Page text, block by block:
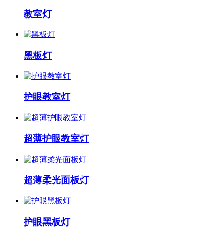
教室灯
黑板灯
护眼教室灯
超薄护眼教室灯
超薄柔光面板灯
护眼黑板灯